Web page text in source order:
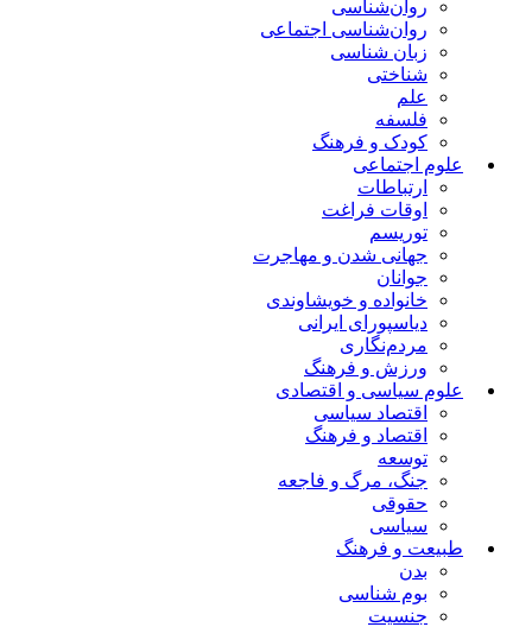
روان‌شناسی
روان‌شناسی اجتماعی
زبان شناسی
شناختی
علم
فلسفه
کودک و فرهنگ
علوم اجتماعی
ارتباطات
اوقات فراغت
توریسم
جهانی شدن و مهاجرت
جوانان
خانواده و خویشاوندی
دیاسپورای ایرانی
مردم‌نگاری
ورزش و فرهنگ
علوم سیاسی و اقتصادی
اقتصاد سیاسی
اقتصاد و فرهنگ
توسعه
جنگ، مرگ و فاجعه
حقوقی
سیاسی
طبیعت و فرهنگ
بدن
بوم شناسی
جنسیت